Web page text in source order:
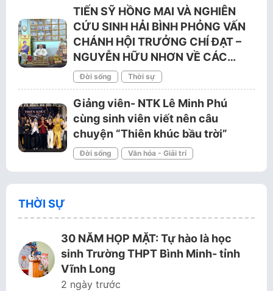
TIẾN SỸ HỒNG MAI VÀ NGHIÊN
CỨU SINH HẢI BÌNH PHỎNG VẤN
CHÁNH HỘI TRƯỞNG CHÍ ĐẠT –
NGUYỄN HỮU NHƠN VỀ CÁC…
Đời sống Thời sự
Giảng viên- NTK Lê Minh Phú
cùng sinh viên viết nên câu
chuyện “Thiên khúc bầu trời”
Đời sống Văn hóa - Giải trí
THỜI SỰ
30 NĂM HỌP MẶT: Tự hào là học
sinh Trường THPT Bình Minh- tỉnh
Vĩnh Long
2 ngày trước